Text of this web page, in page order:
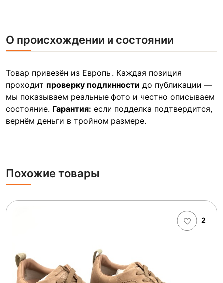
О происхождении и состоянии
Товар привезён из Европы. Каждая позиция
проходит проверку подлинности до публикации —
мы показываем реальные фото и честно описываем
состояние. Гарантия: если подделка подтвердится,
вернём деньги в тройном размере.
Похожие товары
2